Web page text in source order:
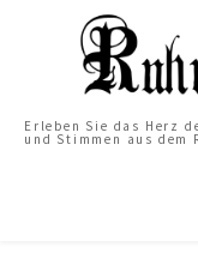
Erleben Sie das Herz
und Stimmen aus dem